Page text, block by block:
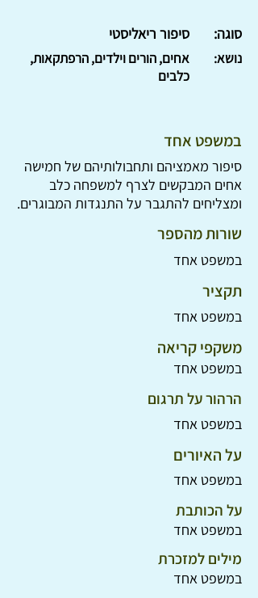
סיפור ריאליסטי סוגה:
אחים, הורים וילדים, הרפתקאות,
כלבים
נושא:
במשפט אחד
סיפור מאמציהם ותחבולותיהם של חמישה
אחים המבקשים לצרף למשפחה כלב
ומצליחים להתגבר על התנגדות המבוגרים.
שורות מהספר
במשפט אחד
תקציר
במשפט אחד
משקפי קריאה
במשפט אחד
הרהור על תרגום
במשפט אחד
על האיורים
במשפט אחד
על הכותבת
במשפט אחד
מילים למזכרת
במשפט אחד